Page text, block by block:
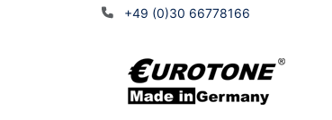
+49 (0)30 66778166